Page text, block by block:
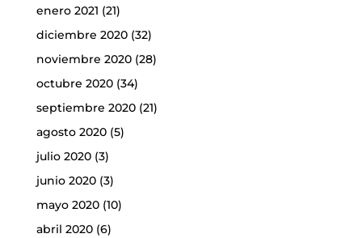
enero 2021 (21)
diciembre 2020(32)
noviembre 2020(28)
octubre 2020(34)
septiembre 2020(21)
agosto 2020(5)
julio 2020(3)
junio 2020(3)
mayo 2020(10)
abril 2020(6)